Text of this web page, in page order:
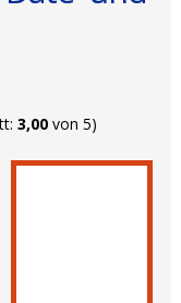
3,00 von 5)